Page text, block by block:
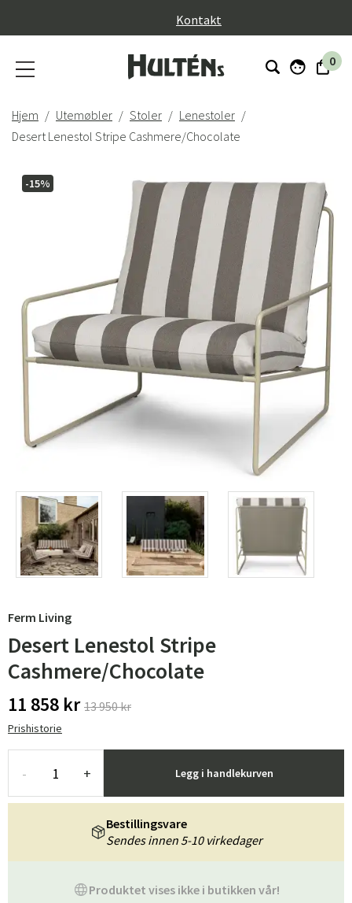
Kontakt
0
Hjem Utemøbler Stoler
Lenestoler
Desert Lenestol Stripe Cashmere/Chocolate
-15%
Ferm Living
Desert Lenestol Stripe
Cashmere/Chocolate
11 858 kr 13 950 kr
Prishistorie
- + Legg i handlekurven
Produktet vises ikke i butikken vår!
Bestillingsvare
Sendes innen 5-10 virkedager